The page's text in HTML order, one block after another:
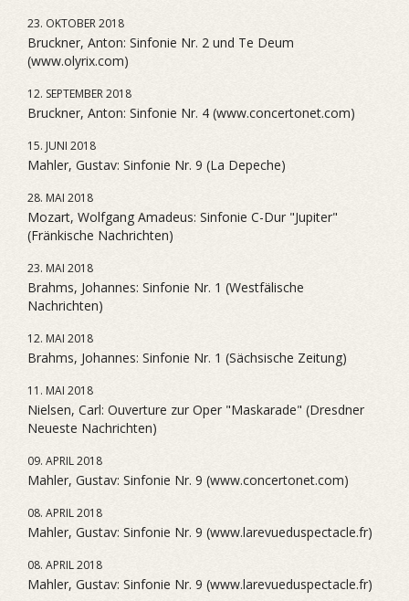
23. OKTOBER 2018
Bruckner, Anton: Sinfonie Nr. 2 und Te Deum
(www.olyrix.com)
12. SEPTEMBER 2018
Bruckner, Anton: Sinfonie Nr. 4 (www.concertonet.com)
15. JUNI 2018
Mahler, Gustav: Sinfonie Nr. 9 (La Depeche)
28. MAI 2018
Mozart, Wolfgang Amadeus: Sinfonie C-Dur "Jupiter"
(Fränkische Nachrichten)
23. MAI 2018
Brahms, Johannes: Sinfonie Nr. 1 (Westfälische
Nachrichten)
12. MAI 2018
Brahms, Johannes: Sinfonie Nr. 1 (Sächsische Zeitung)
11. MAI 2018
Nielsen, Carl: Ouverture zur Oper "Maskarade" (Dresdner
Neueste Nachrichten)
09. APRIL 2018
Mahler, Gustav: Sinfonie Nr. 9 (www.concertonet.com)
08. APRIL 2018
Mahler, Gustav: Sinfonie Nr. 9 (www.larevueduspectacle.fr)
08. APRIL 2018
Mahler, Gustav: Sinfonie Nr. 9 (www.larevueduspectacle.fr)